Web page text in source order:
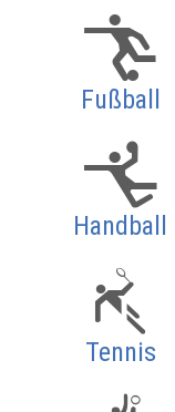
Fußball
Handball
Tennis